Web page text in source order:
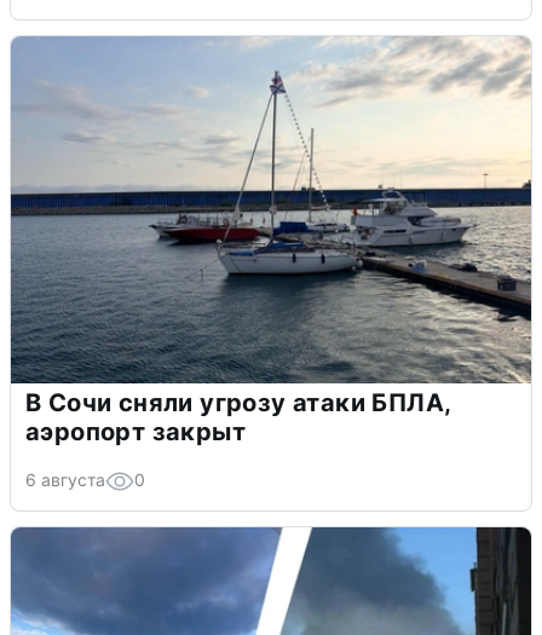
В Сочи сняли угрозу атаки БПЛА,
аэропорт закрыт
6 августа 0